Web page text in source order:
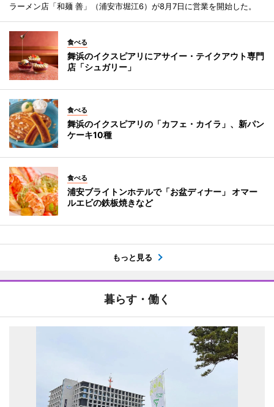
ラーメン店「和麺 善」（浦安市堀江6）が8月7日に営業を開始した。
食べる
舞浜のイクスピアリにアサイー・テイクアウト専門
店「シュガリー」
食べる
舞浜のイクスピアリの「カフェ・カイラ」、新パン
ケーキ10種
食べる
浦安ブライトンホテルで「お盆ディナー」 オマー
ルエビの鉄板焼きなど
もっと見る
暮らす・働く